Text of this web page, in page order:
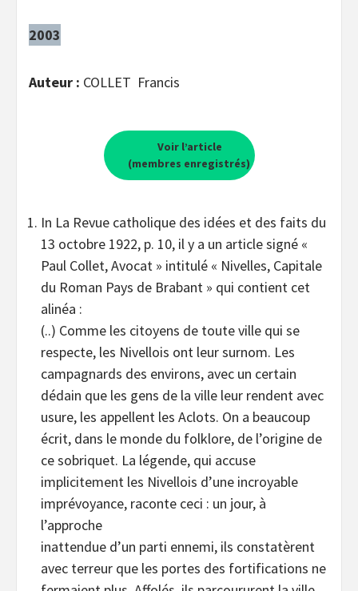
2003
Auteur : COLLET Francis
Voir l’article
(membres enregistrés)
In La Revue catholique des idées et des faits du
13 octobre 1922, p. 10, il y a un article signé «
Paul Collet, Avocat » intitulé « Nivelles, Capitale
du Roman Pays de Brabant » qui contient cet
alinéa :
(..) Comme les citoyens de toute ville qui se
respecte, les Nivellois ont leur surnom. Les
campagnards des environs, avec un certain
dédain que les gens de la ville leur rendent avec
usure, les appellent les Aclots. On a beaucoup
écrit, dans le monde du folklore, de l’origine de
ce sobriquet. La légende, qui accuse
implicitement les Nivellois d’une incroyable
imprévoyance, raconte ceci : un jour, à
l’approche
inattendue d’un parti ennemi, ils constatèrent
avec terreur que les portes des fortifications ne